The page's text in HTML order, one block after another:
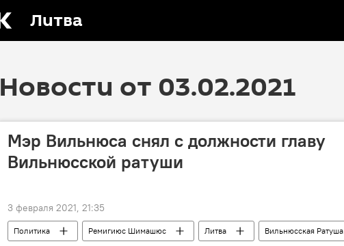
Литва
Новости от 03.02.2021
Мэр Вильнюса снял с должности главу
Вильнюсской ратуши
3 февраля 2021, 21:35
Политика Ремигиюс Шимашюс Литва Вильнюсская Ратуша